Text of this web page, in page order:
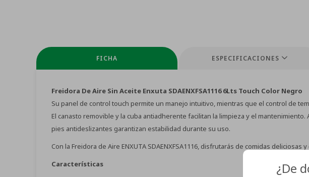
FICHA ESPECIFICACIONES
Freidora De Aire Sin Aceite Enxuta SDAENXFSA1116 6Lts Touch Color Negro
Su panel de control touch permite un manejo intuitivo, mientras que el control de
El canasto removible y la cuba antiadherente facilitan la limpieza y el
pies antideslizantes garantizan estabilidad durante su uso.
Con la Freidora de Aire ENXUTA SDAENXFSA1116, disfrutarás de comidas
Características
¿De